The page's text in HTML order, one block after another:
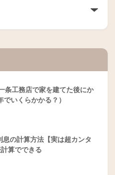
条工務店で家を建てた後にか
いくらかかる？）
息の計算方法【実は超カンタ
算でできる